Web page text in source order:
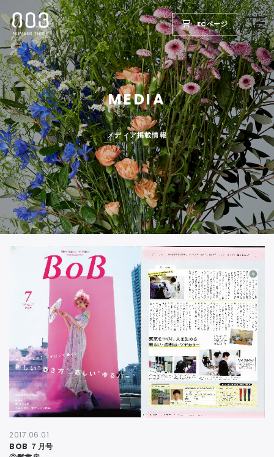
ECページ
MEDIA
メディア掲載情報
2017.06.01
BOB ７月号
TOP
PRODUCTS
WELLBEING REPORT
FOR SALON
COMPANY
RECRUIT
CONTACT